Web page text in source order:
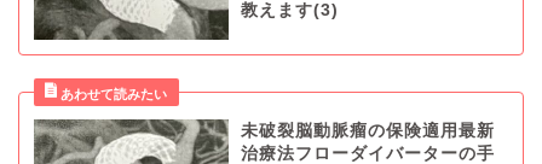
教えます(3)
未破裂脳動脈瘤の保険適用最新
治療法フローダイバーターの手